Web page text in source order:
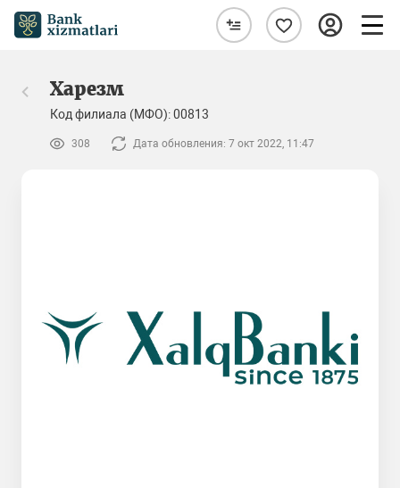
Харезм
Код филиала (МФО): 00813
308 Дата обновления: 7 окт 2022, 11:47